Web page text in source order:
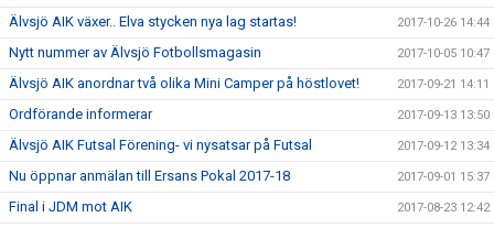
Älvsjö AIK växer.. Elva stycken nya lag startas! 2017-10-26 14:44
Nytt nummer av Älvsjö Fotbollsmagasin 2017-10-05 10:47
Älvsjö AIK anordnar två olika Mini Camper på höstlovet! 2017-09-21 14:11
Ordförande informerar 2017-09-13 13:50
Älvsjö AIK Futsal Förening- vi nysatsar på Futsal 2017-09-12 13:34
Nu öppnar anmälan till Ersans Pokal 2017-18 2017-09-01 15:37
Final i JDM mot AIK 2017-08-23 12:42